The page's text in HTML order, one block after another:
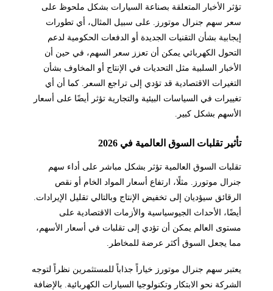
تؤثر الأخبار المتعلقة بصناعة السيارات بشكل ملحوظ على
سعر سهم جنرال موتورز. على سبيل المثال، أي تطورات
إيجابية بشأن التقنيات الجديدة أو الدفعات الحكومية لدعم
التحول الكهربائي يمكن أن تعزز سعر السهم، في حين أن
الأخبار السلبية مثل التحديات في الإنتاج أو المخاوف بشأن
التغيرات الاقتصادية قد تؤدي إلى تراجع السعر. كما أن أي
تغييرات في السياسات البيئية والتجارية تؤثر أيضًا على أسعار
الأسهم بشكل كبير.
تأثير تقلبات السوق العالمية في 2026
تقلبات السوق العالمية تؤثر بشكل مباشر على أداء سهم
جنرال موتورز. مثلًا، ارتفاع أسعار المواد الخام أو نقص
الرقائق سيؤديان إلى تخفيض الإنتاج وبالتالي تقليل الإيرادات.
أيضًا، الأحداث الجيوسياسية والأزمات الاقتصادية على
مستوى العالم يمكن أن تؤدي إلى تقلبات في أسعار الأسهم،
مما يجعل السوق أكثر عرضة للمخاطر.
يعتبر سهم جنرال موتورز خياراً جذاباً للمستثمرين نظراً لتوجه
الشركة نحو الابتكار وتكنولوجيا السيارات الكهربائية. بالإضافة